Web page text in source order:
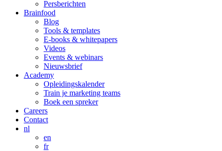
Persberichten
Brainfood
Blog
Tools & templates
E-books & whitepapers
Videos
Events & webinars
Nieuwsbrief
Academy
Opleidingskalender
Train je marketing teams
Boek een spreker
Careers
Contact
nl
en
fr